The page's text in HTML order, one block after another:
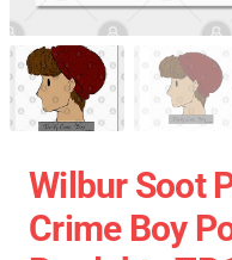
Wilbur Soot
Crime Boy